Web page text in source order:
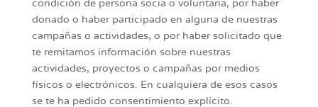
condición de persona socia o voluntaria, por haber
donado o haber participado en alguna de nuestras
campañas o actividades, o por haber solicitado que
te remitamos información sobre nuestras
actividades, proyectos o campañas por medios
físicos o electrónicos. En cualquiera de esos casos
se te ha pedido consentimiento explícito.